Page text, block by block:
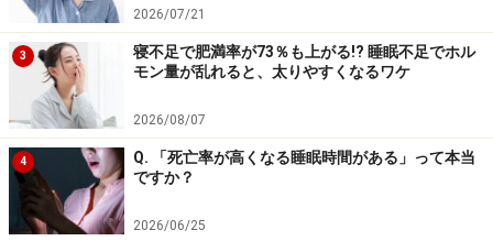
※記事内容は執筆時点のものです。最新の内容をご確認くださ
い。
※当サイトにおける医師・医療従事者等による情報の提供は、診
断・治療行為ではありません。診断・治療を必要とする方は、適
切な医療機関での受診をおすすめいたします。記事内容は執筆者
個人の見解によるものであり、全ての方への有効性を保証するも
のではありません。当サイトで提供する情報に基づいて被ったい
かなる損害についても、当社、各ガイド、その他当社と契約した
情報提供者は一切の責任を負いかねます。
免責事項
2026/07/21
3
寝不足で肥満率が73％も上がる!? 睡眠不足でホル
モン量が乱れると、太りやすくなるワケ
2026/08/07
4
Q. 「死亡率が高くなる睡眠時間がある」って本当
ですか？
2026/06/25